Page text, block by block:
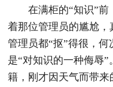
在满柜的“知识”
着那位管理员的尴尬
管理员都“抠”得很，
是“对知识的一种侮辱
籍，刚才因天气而带